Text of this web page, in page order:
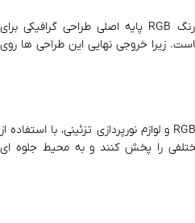
در دنیای طراحی دیجیتال، سیستم رنگ RGB پایه‌ اصلی طراحی گرافیکی برای
زیرا خروجی نهایی این طراحی‌ ها روی
نوارهای LED RGB، پنل‌ های سقفی RGB و لوازم نورپردازی تزئینی، با استفاده از
را پخش کنند و به محیط جلوه‌ ای